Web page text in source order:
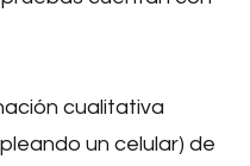
cualitativa
un celular) de